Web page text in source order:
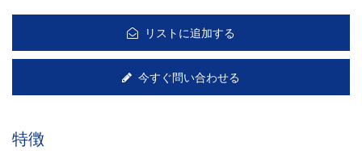
リストに追加する
今すぐ問い合わせる
特徴